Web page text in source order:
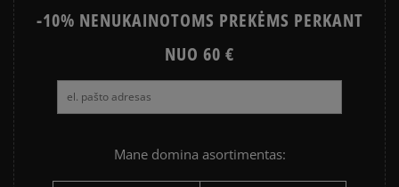
-10% NENUKAINOTOMS PREKĖMS PERKANT
NUO 60 €
Mane domina asortimentas: